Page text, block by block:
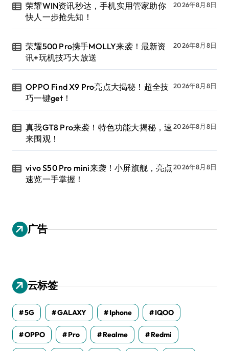
荣耀WIN资讯秒达，手机实用管家助你
快人一步抢先知！
2026年8月8日
荣耀500 Pro携手MOLLY来袭！最新资
讯+玩机技巧大放送
2026年8月8日
OPPO Find X9 Pro亮点大揭秘！超全技
巧一键get！
2026年8月8日
真我GT8 Pro来袭！特色功能大揭秘，速
来围观！
2026年8月8日
vivo S50 Pro mini来袭！小屏旗舰，亮点
速览一手掌握！
2026年8月8日
广告
云标签
5G GALAXY Iphone IQOO
OPPO Pro Realme Redmi